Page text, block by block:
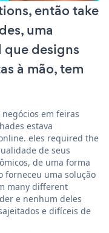
então take
uma
que designs
à mão, tem
em feiras
estava
eles required the
de seus
de uma forma
forneceu uma solução
many different
e nenhum deles
e difíceis de